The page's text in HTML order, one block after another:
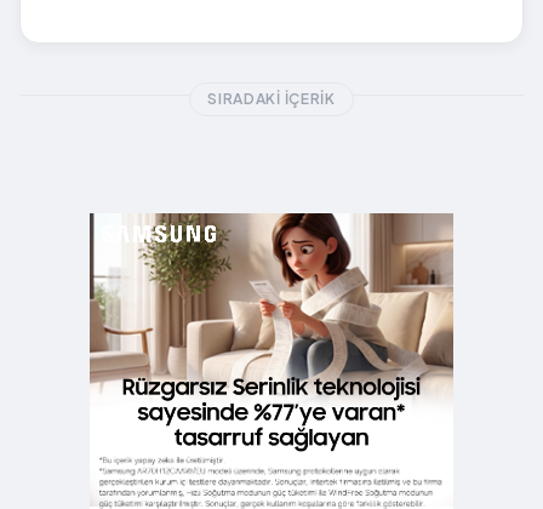
SIRADAKI İÇERIK